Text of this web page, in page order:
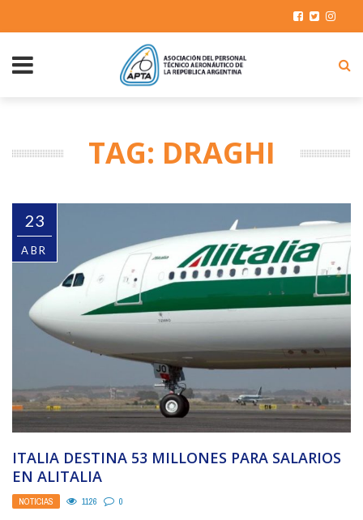
TAG: DRAGHI
23
ABR
ITALIA DESTINA 53 MILLONES PARA SALARIOS
EN ALITALIA
NOTICIAS 1126 0